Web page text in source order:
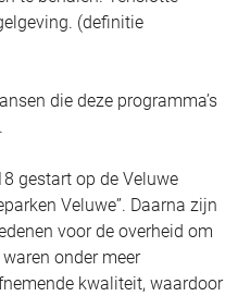
(definitie
die deze programma’s
gestart op de Veluwe
Veluwe”. Daarna zijn
voor de overheid om
onder meer
kwaliteit, waardoor